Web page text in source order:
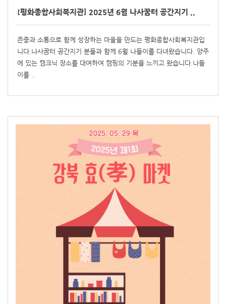
[평화종합사회복지관] 2025년 6월 나사꿈터 공간지기 ..
존중과 소통으로 함께 성장하는 마을을 만드는 평화종합사회복지관입
니다.나사꿈터 공간지기 분들과 함께 6월 나들이를 다녀왔습니다. 양주
에 있는 캠크닉 장소를 대여하여 캠핑의 기분을 느끼고 왔습니다.나들
이를 ..